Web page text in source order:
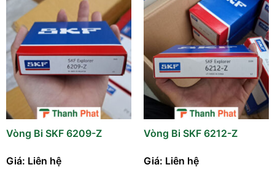
Vòng Bi SKF 6209-Z
Giá: Liên hệ
Vòng Bi SKF 6212-Z
Giá: Liên hệ